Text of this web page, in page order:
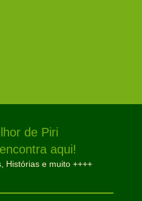
de Piri
aqui!
Histórias e muito ++++